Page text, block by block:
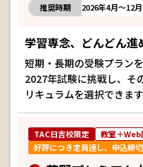
推奨時期 2026年4月～12月
学習専念、どんどん進
短期・長期の受験プラン
2027年試験に挑戦し、そ
リキュラムを選択できます
TAC日吉校限定
教室＋Web
好評につき定員達し、申込締切